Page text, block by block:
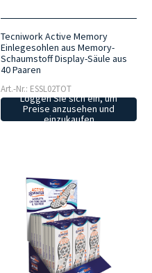
Tecniwork Active Memory
Einlegesohlen aus Memory-
Schaumstoff Display-Säule aus
40 Paaren
Art.-Nr.: ESSL02TOT
Loggen Sie sich ein, um
Preise anzusehen und
einzukaufen